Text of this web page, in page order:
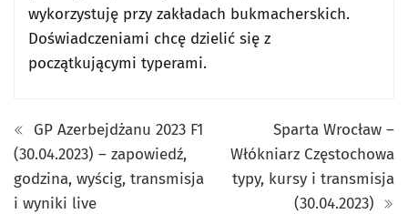
wykorzystuję przy zakładach bukmacherskich.
Doświadczeniami chcę dzielić się z
początkującymi typerami.
GP Azerbejdżanu 2023 F1
(30.04.2023) – zapowiedź,
godzina, wyścig, transmisja
i wyniki live
Sparta Wrocław –
Włókniarz Częstochowa
typy, kursy i transmisja
(30.04.2023)